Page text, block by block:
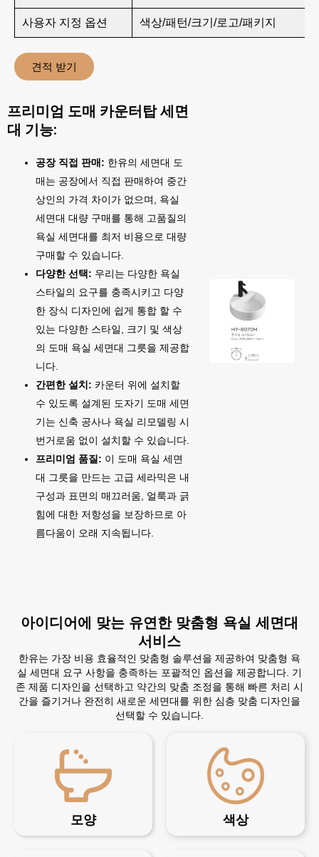
사용자 지정 옵션 색상/패턴/크기/로고/패키지
견적 받기
프리미엄 도매 카운터탑 세면
대 기능:
공장 직접 판매: 한유의 세면대 도
매는 공장에서 직접 판매하여 중간
상인의 가격 차이가 없으며, 욕실
세면대 대량 구매를 통해 고품질의
욕실 세면대를 최저 비용으로 대량
구매할 수 있습니다.
다양한 선택: 우리는 다양한 욕실
스타일의 요구를 충족시키고 다양
한 장식 디자인에 쉽게 통합 할 수
있는 다양한 스타일, 크기 및 색상
의 도매 욕실 세면대 그릇을 제공합
니다.
간편한 설치: 카운터 위에 설치할
수 있도록 설계된 도자기 도매 세면
기는 신축 공사나 욕실 리모델링 시
번거로움 없이 설치할 수 있습니다.
프리미엄 품질: 이 도매 욕실 세면
대 그릇을 만드는 고급 세라믹은 내
구성과 표면의 매끄러움, 얼룩과 긁
힘에 대한 저항성을 보장하므로 아
름다움이 오래 지속됩니다.
아이디어에 맞는 유연한 맞춤형 욕실 세면대
서비스
한유는 가장 비용 효율적인 맞춤형 솔루션을 제공하여 맞춤형 욕
실 세면대 요구 사항을 충족하는 포괄적인 옵션을 제공합니다. 기
존 제품 디자인을 선택하고 약간의 맞춤 조정을 통해 빠른 처리 시
간을 즐기거나 완전히 새로운 세면대를 위한 심층 맞춤 디자인을
선택할 수 있습니다.
모양 색상